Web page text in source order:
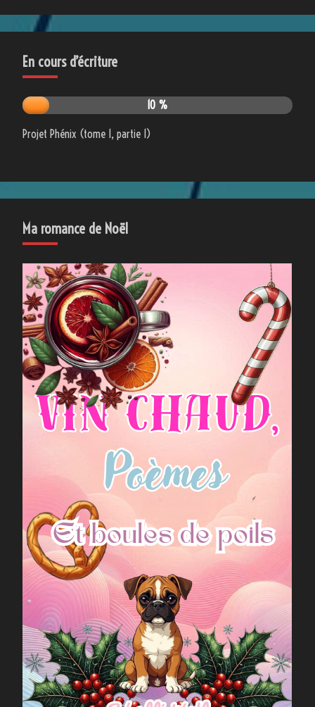
En cours d’écriture
10 %
Projet Phénix (tome 1, partie 1)
Ma romance de Noël